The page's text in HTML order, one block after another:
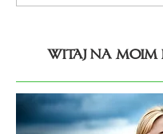
witaj na moim